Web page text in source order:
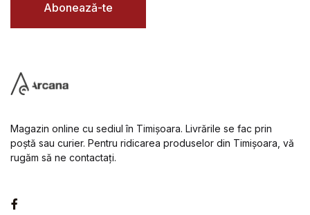
Abonează-te
Magazin online cu sediul în Timișoara. Livrările se fac prin
poștă sau curier. Pentru ridicarea produselor din Timișoara, vă
rugăm să ne contactați.